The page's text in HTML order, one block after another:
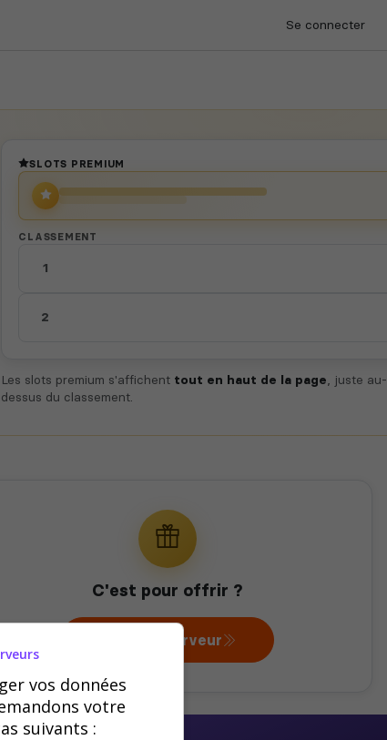
Se connecter
SLOTS PREMIUM
CLASSEMENT
1
2
Les slots premium s'affichent tout en haut de la page, juste au-
dessus du classement.
C'est pour offrir ?
Offrir au serveur
vos données
votre
suivants :